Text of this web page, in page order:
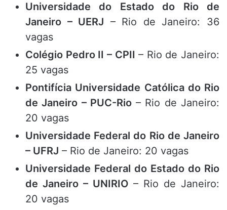
Universidade do Estado do Rio de
Janeiro – UERJ – Rio de Janeiro: 36
vagas
Colégio Pedro II – CPII – Rio de Janeiro:
25 vagas
Pontifícia Universidade Católica do Rio
de Janeiro – PUC-Rio– Rio de Janeiro:
20 vagas
Universidade Federal do Rio de Janeiro
– UFRJ – Rio de Janeiro: 20 vagas
Universidade Federal do Estado do Rio
de Janeiro – UNIRIO – Rio de Janeiro:
20 vagas